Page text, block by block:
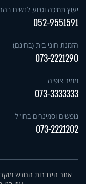
יעוץ תמיכה וסיוע לנשים
052-9551591
הזמנת חוגי בית (בחינם)
073-2221290
ממיר צופיה
073-3333333
נופשים וסמינרים בחו"ל
073-2221202
אתר הידברות החדש